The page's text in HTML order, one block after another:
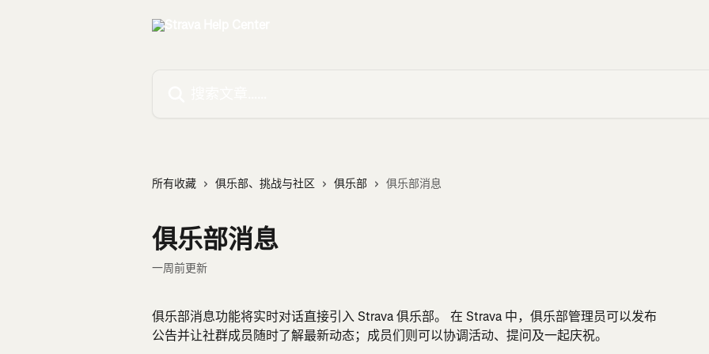
所有收藏 俱乐部、挑战与社区 俱乐部 俱乐部消息
俱乐部消息
一周前更新
俱乐部消息功能将实时对话直接引入 Strava 俱乐部。 在 Strava 中，俱乐部管理员可以发布
公告并让社群成员随时了解最新动态；成员们则可以协调活动、提问及一起庆祝。